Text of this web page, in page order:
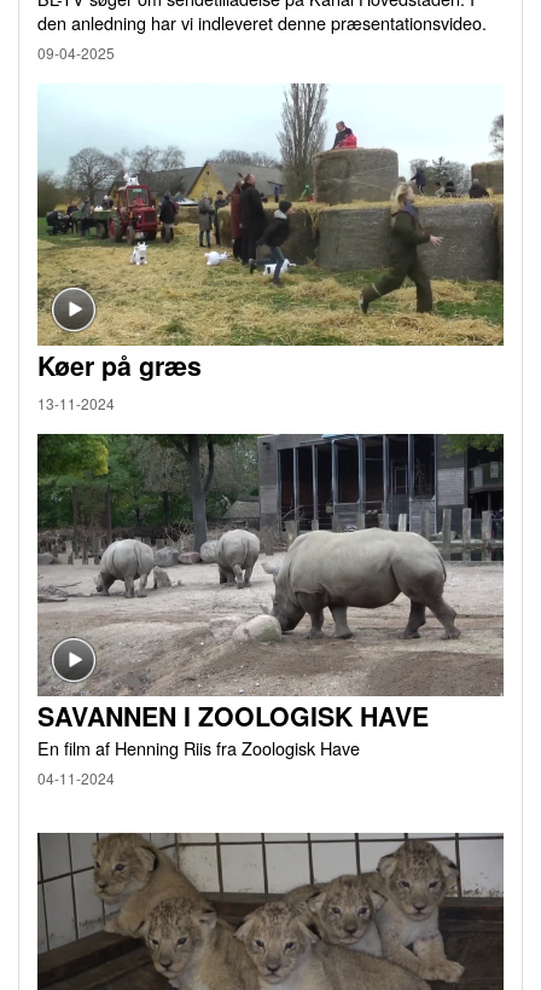
den anledning har vi indleveret denne præsentationsvideo.
09-04-2025
Køer på græs
13-11-2024
SAVANNEN I ZOOLOGISK HAVE
En film af Henning Riis fra Zoologisk Have
04-11-2024